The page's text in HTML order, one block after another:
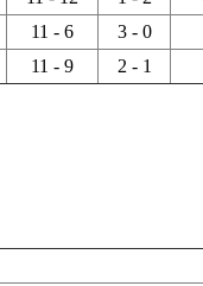
11 - 6 3 - 0
11 - 9 2 - 1